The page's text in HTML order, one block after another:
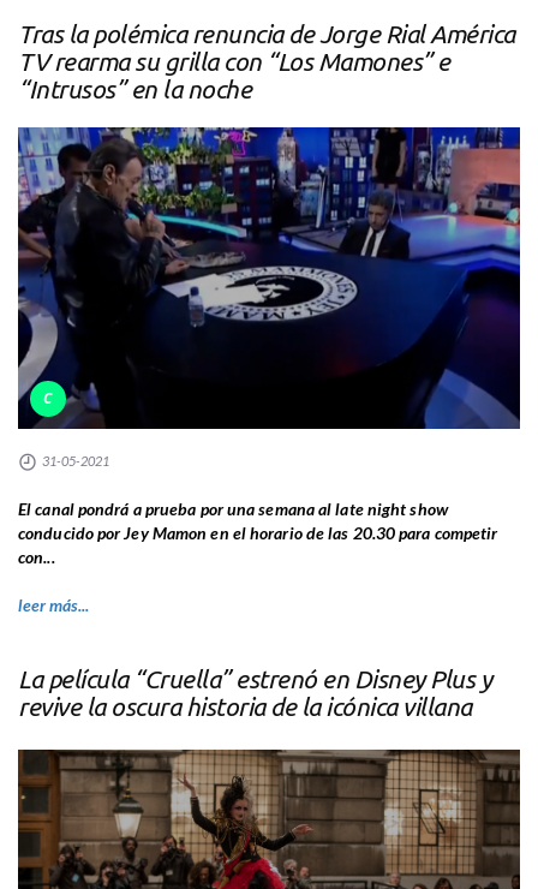
Tras la polémica renuncia de Jorge Rial América
TV rearma su grilla con “Los Mamones” e
“Intrusos” en la noche
C
31-05-2021
El canal pondrá a prueba por una semana al late night show
conducido por Jey Mamon en el horario de las 20.30 para competir
con...
leer más...
La película “Cruella” estrenó en Disney Plus y
revive la oscura historia de la icónica villana